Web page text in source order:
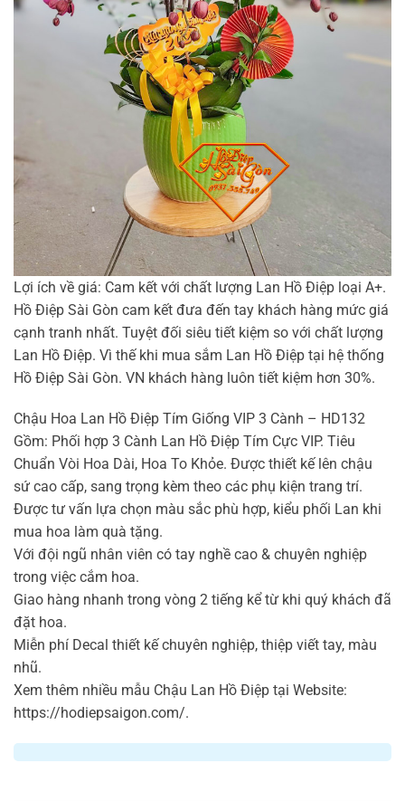
Lợi ích về giá: Cam kết với chất lượng Lan Hồ Điệp loại A+.
Hồ Điệp Sài Gòn cam kết đưa đến tay khách hàng mức giá
cạnh tranh nhất. Tuyệt đối siêu tiết kiệm so với chất lượng
Lan Hồ Điệp. Vì thế khi mua sắm Lan Hồ Điệp tại hệ thống
Hồ Điệp Sài Gòn. VN khách hàng luôn tiết kiệm hơn 30%.
Chậu Hoa Lan Hồ Điệp Tím Giống VIP 3 Cành – HD132
Gồm: Phối hợp 3 Cành Lan Hồ Điệp Tím Cực VIP. Tiêu
Chuẩn Vòi Hoa Dài, Hoa To Khỏe. Được thiết kế lên chậu
sứ cao cấp, sang trọng kèm theo các phụ kiện trang trí.
Được tư vấn lựa chọn màu sắc phù hợp, kiểu phối Lan khi
mua hoa làm quà tặng.
Với đội ngũ nhân viên có tay nghề cao & chuyên nghiệp
trong việc cắm hoa.
Giao hàng nhanh trong vòng 2 tiếng kể từ khi quý khách đã
đặt hoa.
Miễn phí Decal thiết kế chuyên nghiệp, thiệp viết tay, màu
nhũ.
Xem thêm nhiều mẫu Chậu Lan Hồ Điệp tại Website:
https://hodiepsaigon.com/.